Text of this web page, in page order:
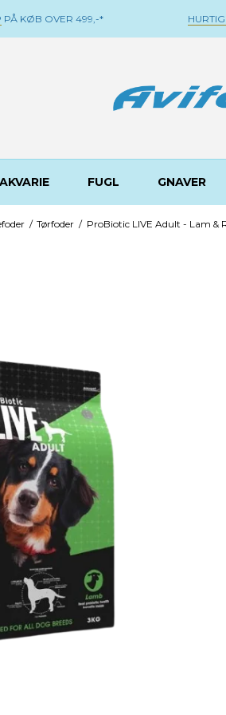
PÅ KØB OVER 499,-*
AKVARIE FUGL GNAVER
/ Tørfoder / ProBiotic LIVE Adult - Lam &